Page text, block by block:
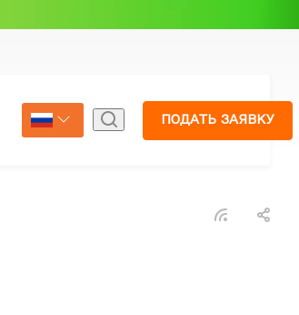
Страхование
Select Language
ПОДАТЬ ЗАЯВКУ